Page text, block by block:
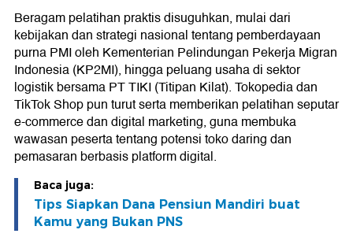
Beragam pelatihan praktis disuguhkan, mulai dari
kebijakan dan strategi nasional tentang pemberdayaan
purna PMI oleh Kementerian Pelindungan Pekerja Migran
Indonesia (KP2MI), hingga peluang usaha di sektor
logistik bersama PT TIKI (Titipan Kilat). Tokopedia dan
TikTok Shop pun turut serta memberikan pelatihan seputar
e-commerce dan digital marketing, guna membuka
wawasan peserta tentang potensi toko daring dan
pemasaran berbasis platform digital.
Baca juga:
Tips Siapkan Dana Pensiun Mandiri buat
Kamu yang Bukan PNS